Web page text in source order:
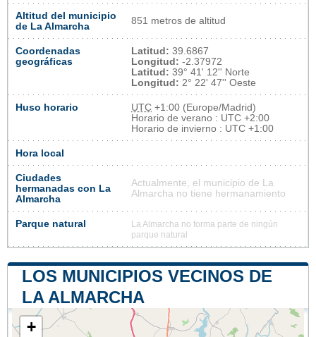
Altitud del municipio
de La Almarcha
851 metros de altitud
Coordenadas
geográficas
Latitud: 39.6867
Longitud: -2.37972
Latitud: 39° 41' 12'' Norte
Longitud: 2° 22' 47'' Oeste
Huso horario UTC +1:00 (Europe/Madrid)
Horario de verano : UTC +2:00
Horario de invierno : UTC +1:00
Hora local
Ciudades
hermanadas con La
Almarcha
Actualmente, el municipio de La
Almarcha no tiene hermanamiento
Parque natural
La Almarcha no forma parte de ningún
parque natural
LOS MUNICIPIOS VECINOS DE
LA ALMARCHA
+